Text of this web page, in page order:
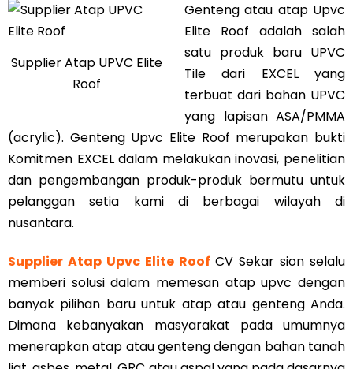
Supplier Atap UPVC Elite
Roof
Genteng atau atap Upvc
Elite Roof adalah salah
satu produk baru UPVC
Tile dari EXCEL yang
terbuat dari bahan UPVC
yang lapisan ASA/PMMA
(acrylic). Genteng Upvc Elite Roof merupakan bukti
Komitmen EXCEL dalam melakukan inovasi, penelitian
dan pengembangan produk-produk bermutu untuk
pelanggan setia kami di berbagai wilayah di
nusantara.
Supplier Atap Upvc Elite Roof CV Sekar sion selalu
memberi solusi dalam memesan atap upvc dengan
banyak pilihan baru untuk atap atau genteng Anda.
Dimana kebanyakan masyarakat pada umumnya
menerapkan atap atau genteng dengan bahan tanah